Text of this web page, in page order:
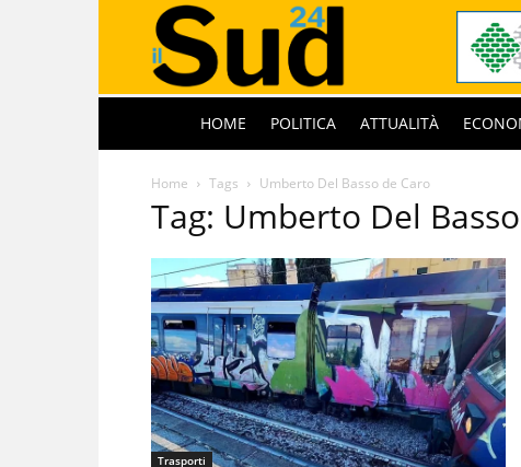
HOME POLITICA ATTUALITÀ
Home Tags Umberto Del Basso de Caro
Tag: Umberto Del
Trasporti